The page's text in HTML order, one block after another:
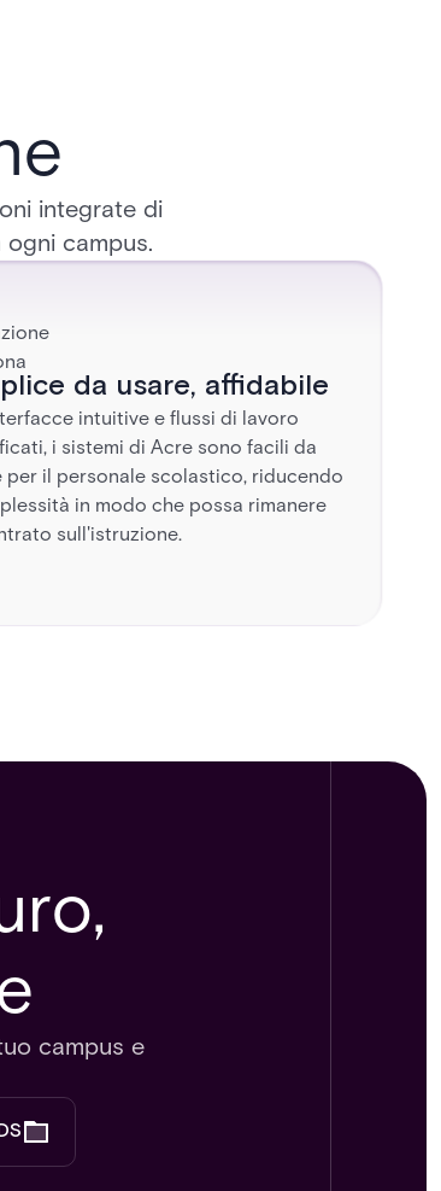
integrate di
campus.
da usare, affidabile
intuitive e flussi di lavoro
i sistemi di Acre sono facili da
per il personale scolastico, riducendo
in modo che possa rimanere
sull'istruzione.
campus e